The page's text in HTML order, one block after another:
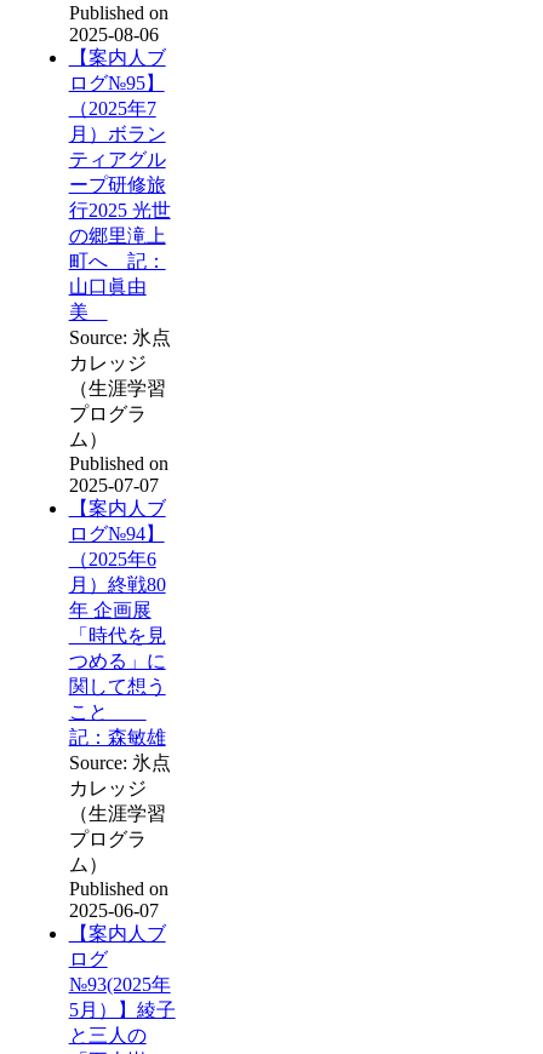
Published on
2025-08-06
【案内人ブ
ログ№95】
（2025年7
月）ボラン
ティアグル
ープ研修旅
行2025 光世
の郷里滝上
町へ 記：
山口眞由
美
Source: 氷点
カレッジ
（生涯学習
プログラ
ム）
Published on
2025-07-07
【案内人ブ
ログ№94】
（2025年6
月）終戦80
年 企画展
「時代を見
つめる」に
関して想う
こと
記：森敏雄
Source: 氷点
カレッジ
（生涯学習
プログラ
ム）
Published on
2025-06-07
【案内人ブ
ログ
№93(2025年
5月）】綾子
と三人の